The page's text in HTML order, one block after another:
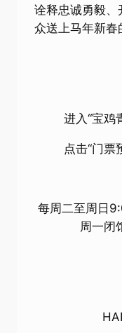
诠释忠诚勇毅、
众送上马年新春
进入“宝鸡
点击“门票
每周二至周日
周一闭